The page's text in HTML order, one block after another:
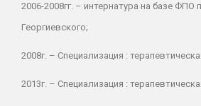
2006-2008гг. – интернатура на базе ФПО
Георгиевского;
2008г. – Специализация :
2013г. – Специализация :